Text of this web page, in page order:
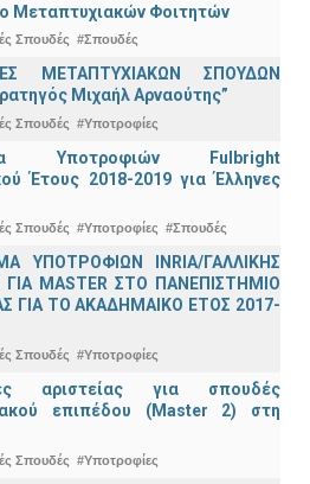
Μεταπτυχιακών Φοιτητών
Σπουδές #Σπουδές
ΜΕΤΑΠΤΥΧΙΑΚΩΝ ΣΠΟΥΔΩΝ
Μιχαήλ Αρναούτης”
Σπουδές #Υποτροφίες
Υποτροφιών Fulbright
Έτους 2018-2019 για Έλληνες
Σπουδές #Υποτροφίες #Σπουδές
ΥΠΟΤΡΟΦΙΩΝ INRIA/ΓΑΛΛΙΚΗΣ
ΓΙΑ ΜASTER ΣΤΟ ΠΑΝΕΠΙΣΤΗΜΙΟ
ΓΙΑ ΤΟ ΑΚΑΔΗΜΑΙΚΟ ΕΤΟΣ 2017-
Σπουδές #Υποτροφίες
αριστείας για σπουδές
επιπέδου (Master 2) στη
Σπουδές #Υποτροφίες